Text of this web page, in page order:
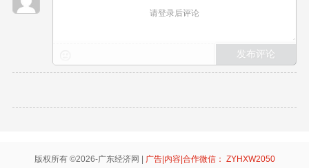
请登录后评论
版权所有 ©2026-广东经济网 | 广告|内容|合作微信： ZYHXW2050